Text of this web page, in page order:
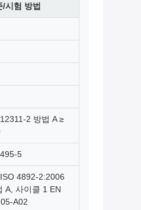
/시험 방법
2 방법 A ≥
5
4892-2:2006
A, 사이클 1 EN
A02